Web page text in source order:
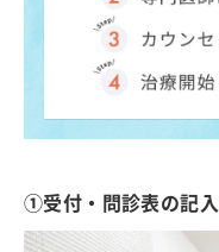
①受付・問診表の記入